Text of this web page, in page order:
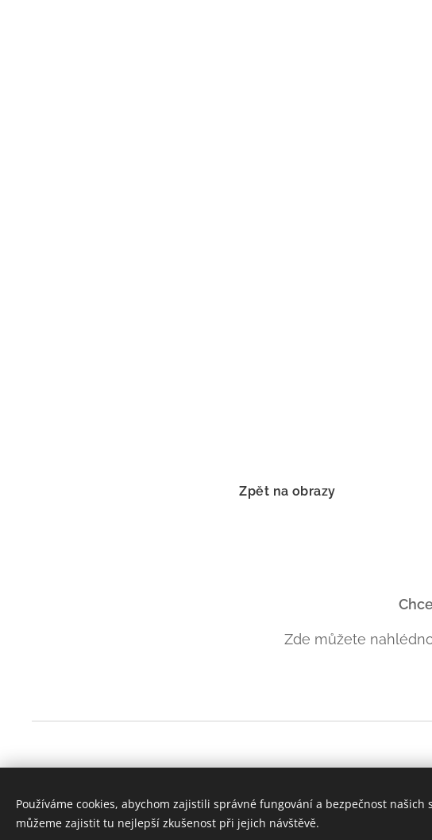
Zpět na obrazy
Zde můžete
Instagram|Facebook
Používáme cookies, abychom zajistili správné fungování a bezpečnost našich
můžeme zajistit tu nejlepší zkušenost při jejich návštěvě.